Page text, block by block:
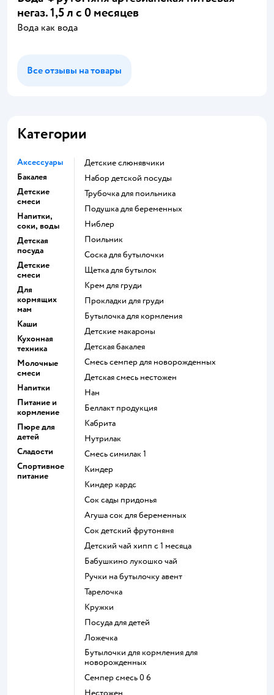
негаз. 1,5 л с 0 месяцев
Вода как вода
Все отзывы на товары
Категории
Аксессуары
Бакалея
Детские
смеси
Напитки,
соки, воды
Детская
посуда
Детские
смеси
Для
кормящих
мам
Каши
Кухонная
техника
Молочные
смеси
Напитки
Питание и
кормление
Пюре для
детей
Сладости
Спортивное
питание
Детские слюнявчики
набор детской посуды
трубочка для поильника
подушка для беременных
ниблер
поильник
соска для бутылочки
щетка для бутылок
крем для груди
прокладки для груди
бутылочка для кормления
детские макароны
детская бакалея
смесь семпер для новорожденных
детская смесь нестожен
нан
беллакт продукция
кабрита
нутрилак
смесь симилак 1
киндер
киндер кардс
сок сады придонья
агуша сок для беременных
сок детский фрутоняня
детский чай хипп с 1 месяца
бабушкино лукошко чай
ручки на бутылочку авент
тарелочка
кружки
посуда для детей
ложечка
бутылочки для кормления для
новорожденных
семпер смесь 0 6
нестожен